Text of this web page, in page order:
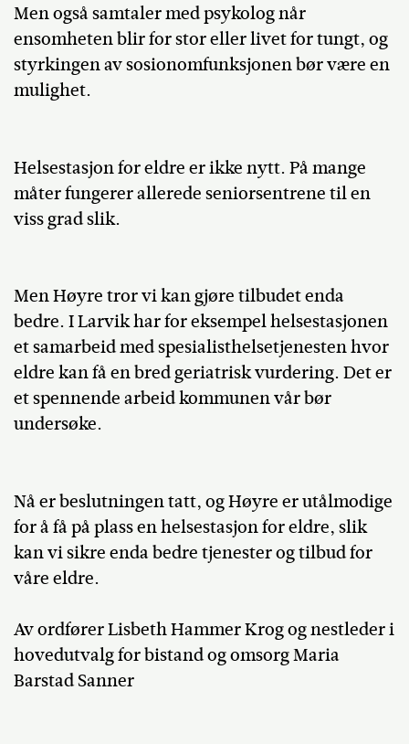
Men også samtaler med psykolog når
ensomheten blir for stor eller livet for tungt, og
styrkingen av sosionomfunksjonen bør være en
mulighet.
Helsestasjon for eldre er ikke nytt. På mange
måter fungerer allerede seniorsentrene til en
viss grad slik.
Men Høyre tror vi kan gjøre tilbudet enda
bedre. I Larvik har for eksempel helsestasjonen
et samarbeid med spesialisthelsetjenesten hvor
eldre kan få en bred geriatrisk vurdering. Det er
et spennende arbeid kommunen vår bør
undersøke.
Nå er beslutningen tatt, og Høyre er utålmodige
for å få på plass en helsestasjon for eldre, slik
kan vi sikre enda bedre tjenester og tilbud for
våre eldre.
Av ordfører Lisbeth Hammer Krog og nestleder i
hovedutvalg for bistand og omsorg Maria
Barstad Sanner